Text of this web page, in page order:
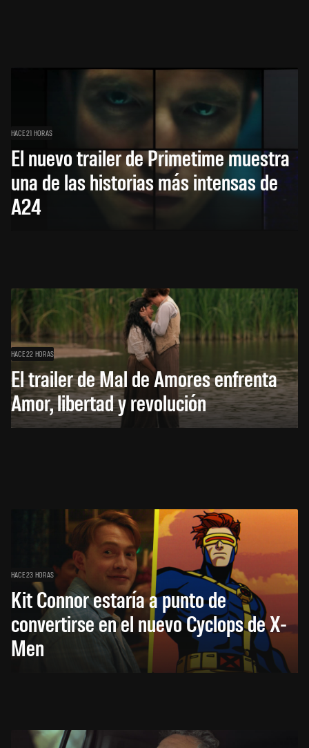
HACE 21 HORAS
El nuevo trailer de Primetime muestra
una de las historias más intensas de
A24
HACE 22 HORAS
El trailer de Mal de Amores enfrenta
Amor, libertad y revolución
HACE 23 HORAS
Kit Connor estaría a punto de
convertirse en el nuevo Cyclops de X-
Men